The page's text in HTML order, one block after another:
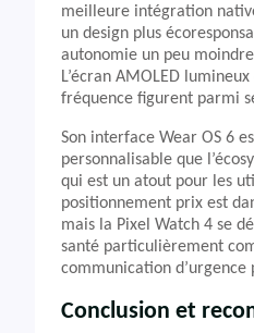
meilleure intégration
un design plus
autonomie un peu
L’écran AMOLED
fréquence figurent parmi
Son interface Wear OS 6
personnalisable que
qui est un atout pour les
positionnement prix est
mais la Pixel Watch 4 se
santé particulièrement
communication d’urgence
Conclusion et